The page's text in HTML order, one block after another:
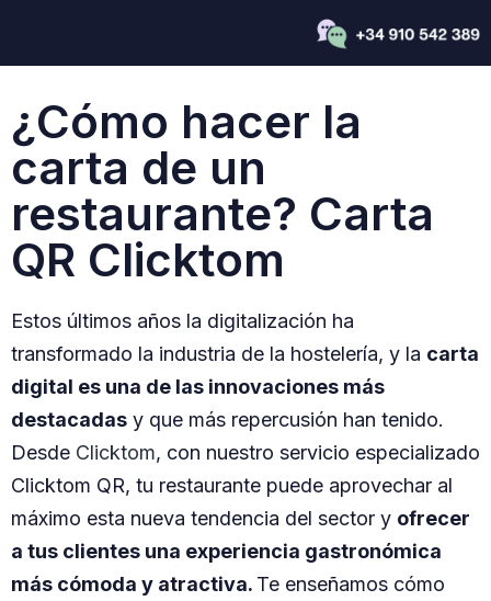
¿Cómo hacer la
carta de un
restaurante? Carta
QR Clicktom
Estos últimos años la digitalización ha
transformado la industria de la hostelería, y la carta
digital es una de las innovaciones más
destacadas y que más repercusión han tenido.
Desde Clicktom, con nuestro servicio especializado
Clicktom QR, tu restaurante puede aprovechar al
máximo esta nueva tendencia del sector y ofrecer
a tus clientes una experiencia gastronómica
más cómoda y atractiva. Te enseñamos cómo